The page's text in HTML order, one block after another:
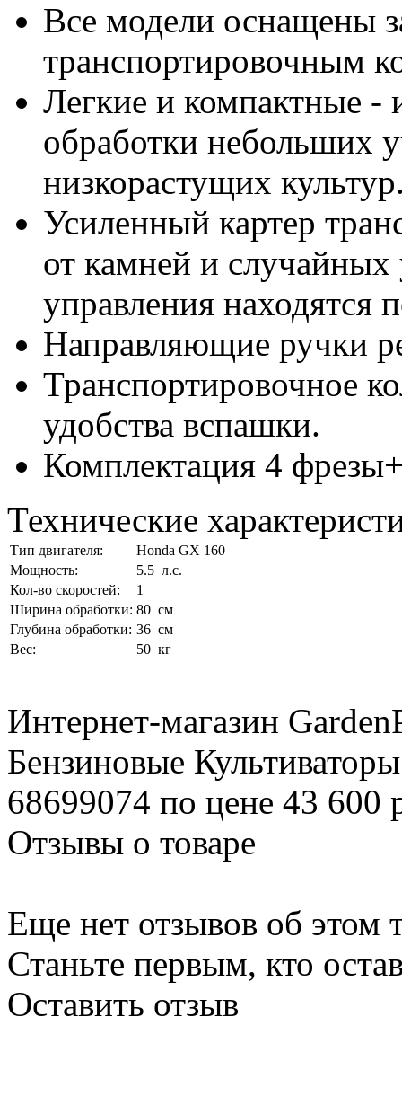
Все модели оснащены
транспортировочным
Легкие и компактные -
обработки небольших
низкорастущих
Усиленный картер
от камней и
управления находятся
Направляющие ручки
Транспортировочное
удобства вспашки.
Комплектация 4
Технические
Тип двигателя:
Honda GX 160
Мощность:
5.5 л.с.
Кол-во скоростей:
1
Ширина обработки: 80 см
Глубина обработки: 36 см
Вес:
50 кг
Интернет-магазин
Бензиновые
68699074 по цене 43 600
Отзывы о товаре
Еще нет отзывов об этом
Станьте первым, кто
Оставить отзыв